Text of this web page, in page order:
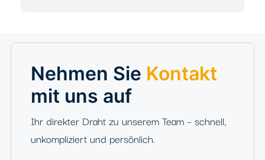
5 Sterne, Google Bewertung
Nehmen SieKontakt
mit uns auf